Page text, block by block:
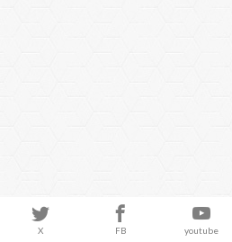
X FB youtube